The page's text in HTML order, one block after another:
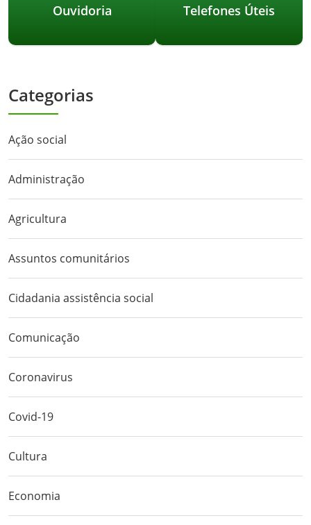
Ouvidoria Telefones Úteis
Categorias
Ação social
Administração
Agricultura
Assuntos comunitários
Cidadania assistência social
Comunicação
Coronavirus
Covid-19
Cultura
Economia